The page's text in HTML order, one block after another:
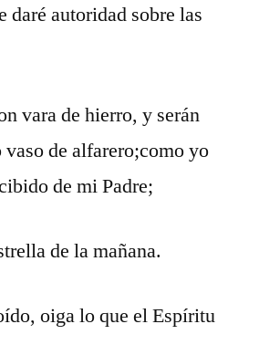
daré autoridad sobre las
vara de hierro, y serán
vaso de alfarero;como yo
de mi Padre;
de la mañana.
oiga lo que el Espíritu